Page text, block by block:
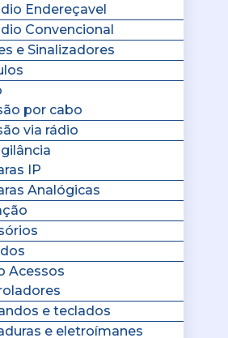
Endereçavel
Convencional
e Sinalizadores
por cabo
via rádio
IP
Analógicas
Acessos
e teclados
e eletroímanes